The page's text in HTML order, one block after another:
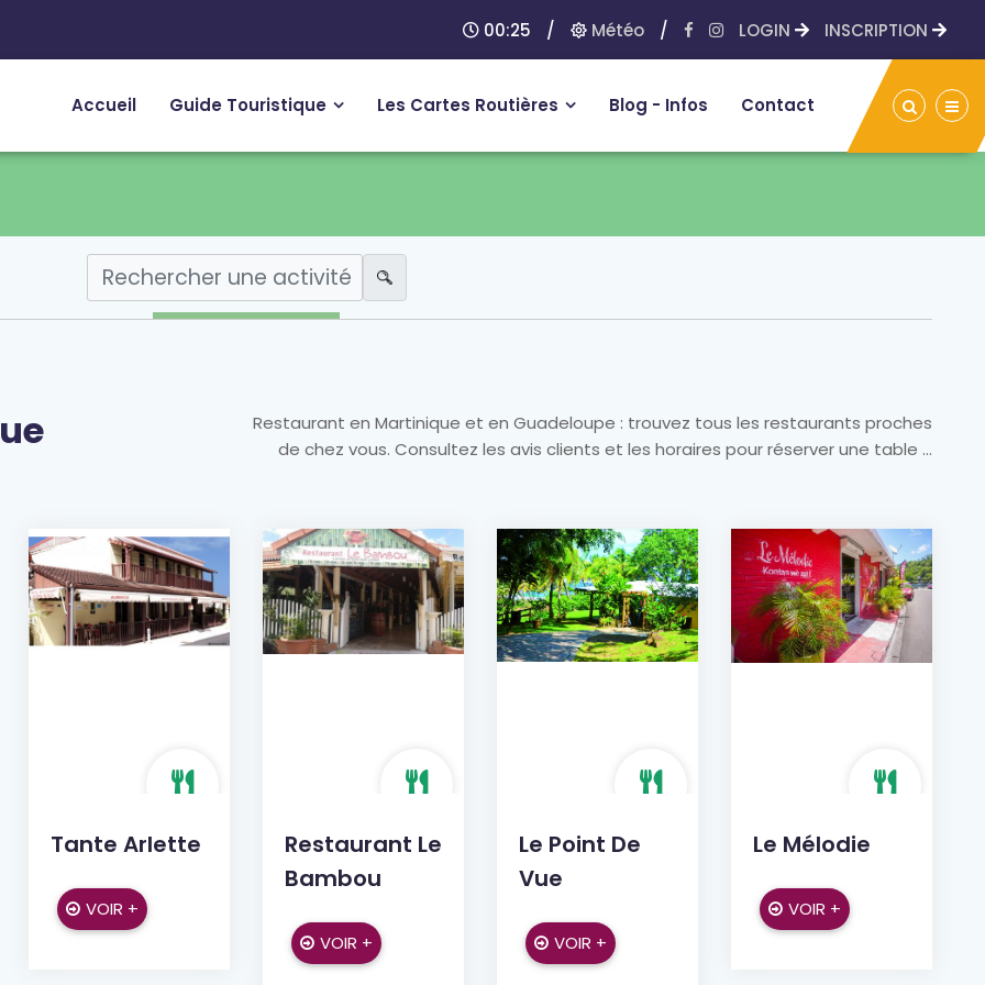
00:25 / Météo / LOGIN INSCRIPTION
Accueil Guide Touristique Les Cartes Routières Blog - Infos Contact
Restaurant en Martinique et en Guadeloupe : trouvez tous les restaurants proches
de chez vous. Consultez les avis clients et les horaires pour réserver une table ...
Tante Arlette
VOIR +
Restaurant Le
Bambou
VOIR +
Le Point De
Vue
VOIR +
Le Mélodie
VOIR +